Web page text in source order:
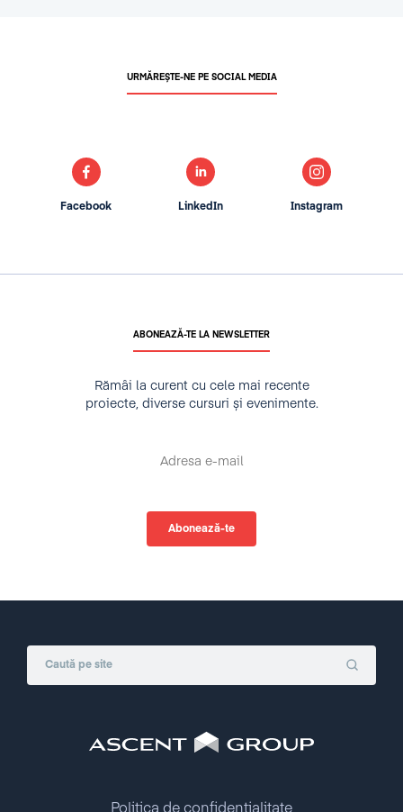
ABONEAZĂ-TE LA NEWSLETTER
Rămâi la curent cu cele mai recente
proiecte, diverse cursuri și evenimente.
URMĂREȘTE-NE PE SOCIAL MEDIA
Facebook LinkedIn Instagram